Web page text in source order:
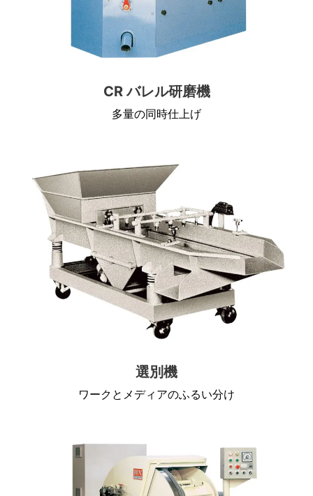
CR バレル研磨機
多量の同時仕上げ
選別機
ワークとメディアのふるい分け